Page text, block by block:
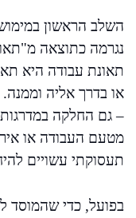
השלב הראשון
נגרמה כתוצאה
תאונת עבודה היא
או בדרך אליה
– גם החלקה
מטעם העבודה או
תעסוקתי עשויים
בפועל, כדי שהמוסד